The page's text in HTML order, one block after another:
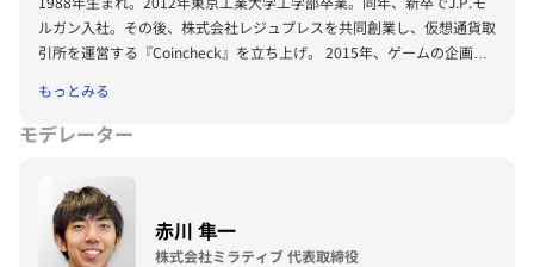
ルガン入社。その後、株式会社レジュプレスを共同創業し、仮想通貨取
引所を運営する『Coincheck』を立ち上げ。 2015年、ゲームの企画・
トピア」や「AIアートインポスター」といった先進的なゲームを手掛け
る。
もっとみる
モデレーター
赤川 隼一
株式会社ミラティブ 代表取締役